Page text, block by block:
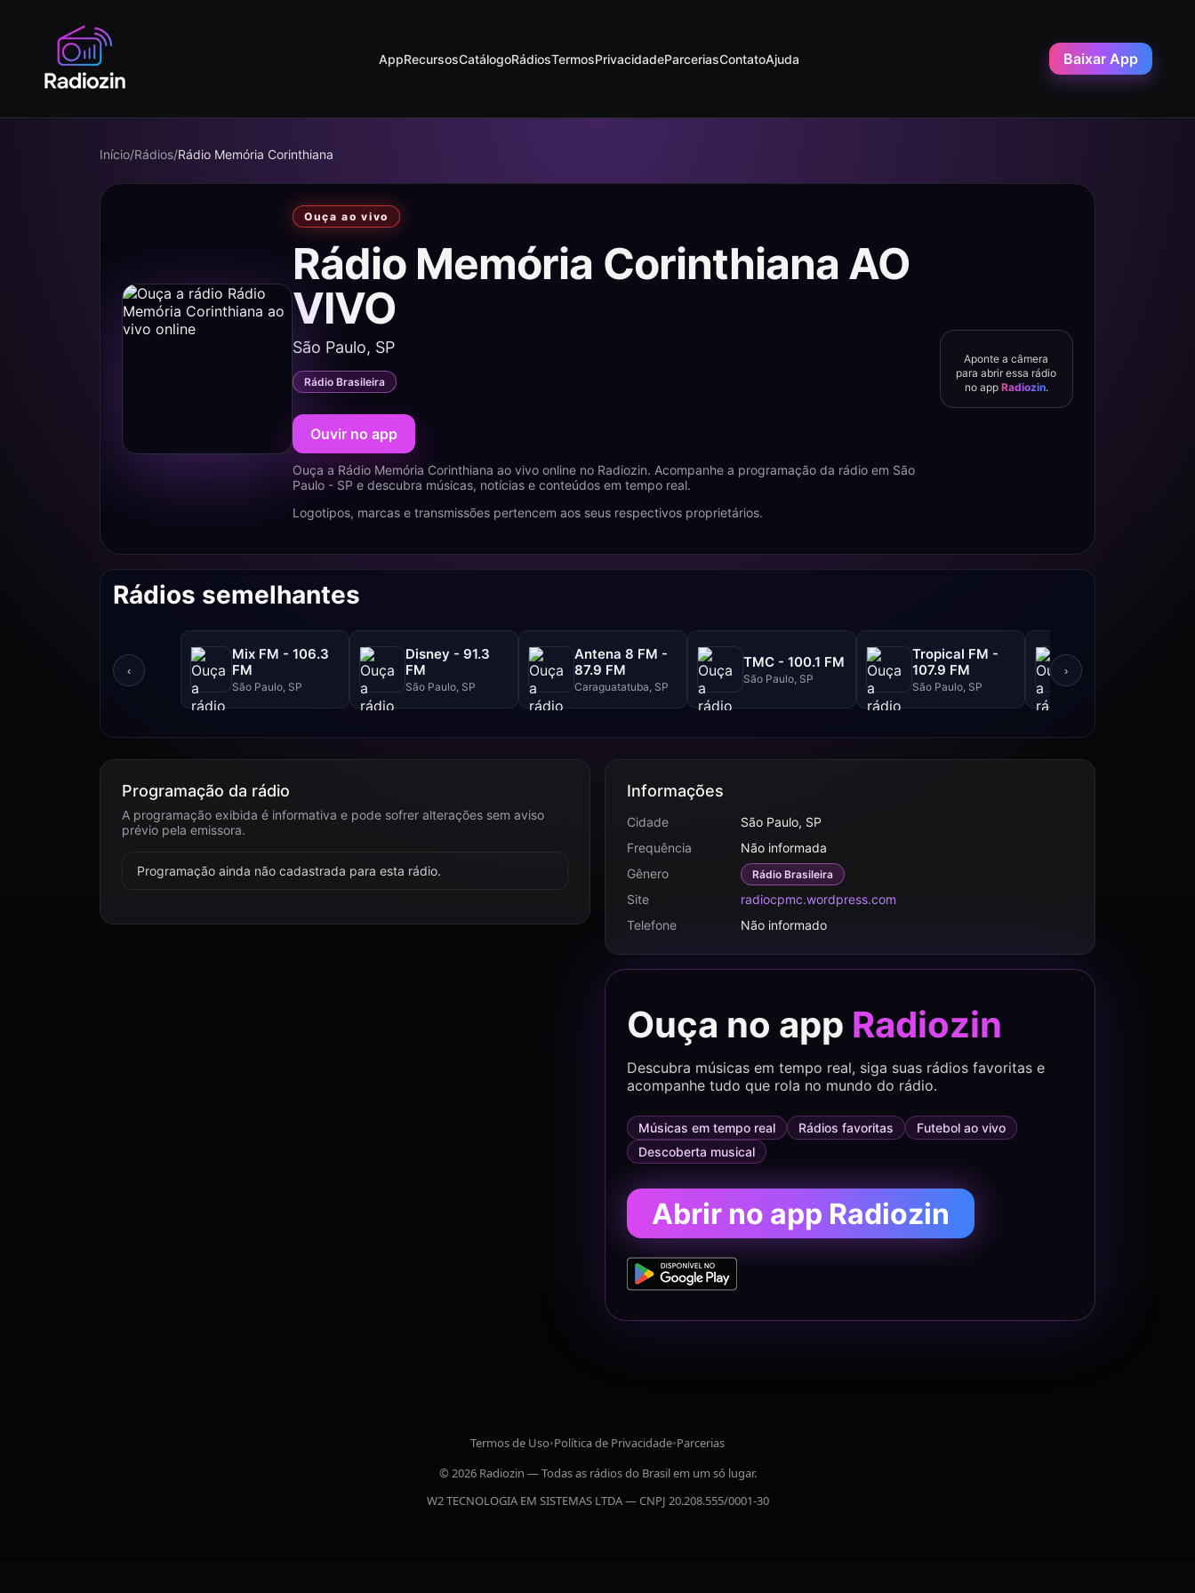
AppRecursosCatálogoRádiosTermosPrivacidadeParceriasContatoAjuda Baixar App
Início/Rádios/Rádio Memória Corinthiana
Ouça ao vivo
Rádio Memória Corinthiana AO
VIVO
São Paulo, SP
Rádio Brasileira
Ouvir no app
Ouça a Rádio Memória Corinthiana ao vivo online no Radiozin. Acompanhe a programação da rádio em São
Paulo - SP e descubra músicas, notícias e conteúdos em tempo real.
Logotipos, marcas e transmissões pertencem aos seus respectivos proprietários.
Aponte a câmera
para abrir essa rádio
no app Radiozin.
Rádios semelhantes
‹
Mix FM - 106.3
FM
São Paulo, SP
Disney - 91.3
FM
São Paulo, SP
Antena 8 FM -
87.9 FM
Caraguatatuba, SP
TMC - 100.1 FM
São Paulo, SP
Tropical FM -
107.9 FM
São Paulo, SP
FM
São Paulo, SP
›
Programação da rádio
A programação exibida é informativa e pode sofrer alterações sem aviso
prévio pela emissora.
Programação ainda não cadastrada para esta rádio.
Informações
Cidade
São Paulo, SP
Frequência
Não informada
Gênero
Rádio Brasileira
Site
radiocpmc.wordpress.com
Telefone
Não informado
Ouça no app Radiozin
Descubra músicas em tempo real, siga suas rádios favoritas e
acompanhe tudo que rola no mundo do rádio.
Músicas em tempo real Rádios favoritas
Futebol ao vivo
Descoberta musical
Abrir no app Radiozin
Termos de Uso•Política de Privacidade•Parcerias
© 2026 Radiozin — Todas as rádios do Brasil em um só lugar.
W2 TECNOLOGIA EM SISTEMAS LTDA — CNPJ 20.208.555/0001-30